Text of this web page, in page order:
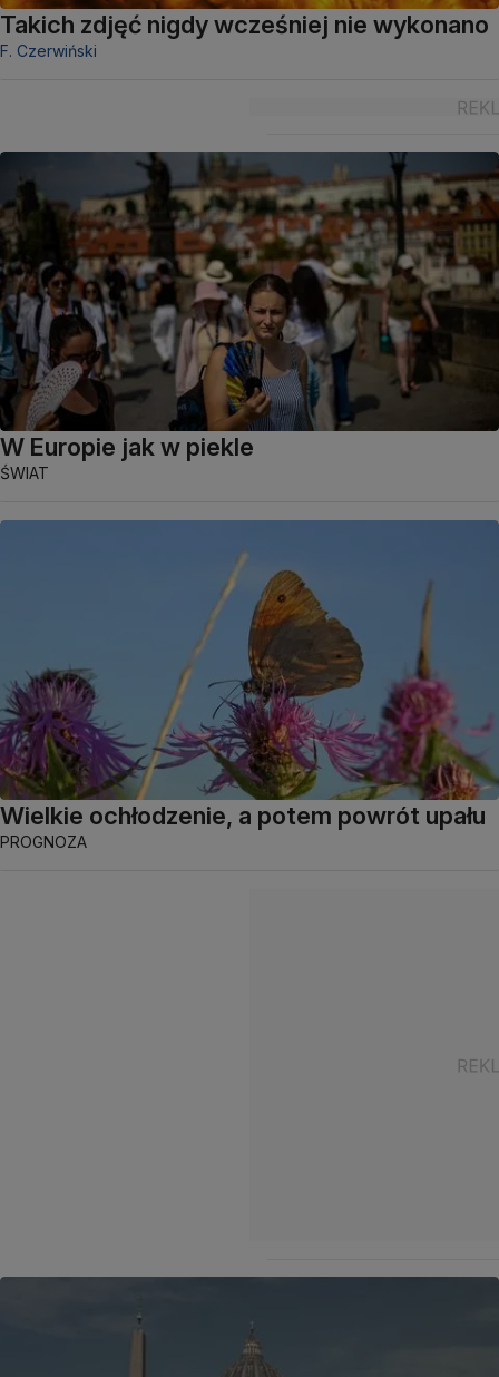
Takich zdjęć nigdy wcześniej nie wykonano
F. Czerwiński
W Europie jak w piekle
ŚWIAT
Wielkie ochłodzenie, a potem powrót upału
PROGNOZA